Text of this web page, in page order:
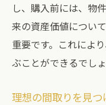
し、購入前には、物
来の資産価値につい
重要です。これによ
ぶことができるでしょ
理想の間取りを見